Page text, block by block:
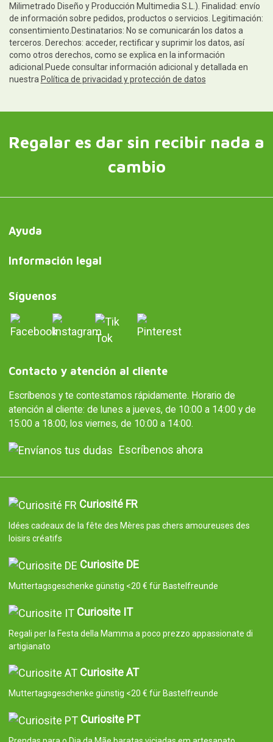
Milimetrado Diseño y Producción Multimedia S.L.). Finalidad: envío
de información sobre pedidos, productos o servicios. Legitimación:
consentimiento.Destinatarios: No se comunicarán los datos a
terceros. Derechos: acceder, rectificar y suprimir los datos, así
como otros derechos, como se explica en la información
adicional.Puede consultar información adicional y detallada en
nuestra Política de privacidad y protección de datos
Regalar es dar sin recibir nada a
cambio
Ayuda
Información legal
Síguenos
Contacto y atención al cliente
Escríbenos y te contestamos rápidamente. Horario de
atención al cliente: de lunes a jueves, de 10:00 a 14:00 y de
15:00 a 18:00; los viernes, de 10:00 a 14:00.
Escríbenos ahora
Curiosité FR
Idées cadeaux de la fête des Mères pas chers amoureuses des
loisirs créatifs
Curiosite DE
Muttertagsgeschenke günstig <20 € für Bastelfreunde
Curiosite IT
Regali per la Festa della Mamma a poco prezzo appassionate di
artigianato
Curiosite AT
Muttertagsgeschenke günstig <20 € für Bastelfreunde
Curiosite PT